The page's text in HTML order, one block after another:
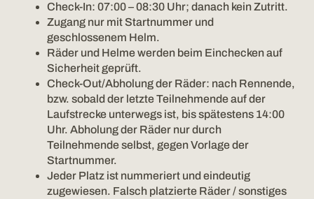
Check-In: 07:00 – 08:30 Uhr; danach kein Zutritt.
Zugang nur mit Startnummer und
geschlossenem Helm.
Räder und Helme werden beim Einchecken auf
Sicherheit geprüft.
Check-Out/Abholung der Räder: nach Rennende,
bzw. sobald der letzte Teilnehmende auf der
Laufstrecke unterwegs ist, bis spätestens 14:00
Uhr. Abholung der Räder nur durch
Teilnehmende selbst, gegen Vorlage der
Startnummer.
Jeder Platz ist nummeriert und eindeutig
zugewiesen. Falsch platzierte Räder / sonstiges